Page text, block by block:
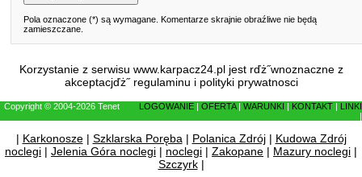
Pola oznaczone (*) są wymagane. Komentarze skrajnie obraźliwe nie będą
zamieszczane.
Korzystanie z serwisu www.karpacz24.pl jest rďż˝wnoznaczne z
akceptacjďż˝ regulaminu i polityki prywatnosci
Copyright © 2004-2026 Tenet LOGOWANIE OFERTA| WARUNKI KONTAKT
LINKI
| Karkonosze| Szklarska Poręba| Polanica Zdrój| Kudowa Zdrój
noclegi | Jelenia Góra noclegi | noclegi | Zakopane | Mazury noclegi |
Szczyrk|